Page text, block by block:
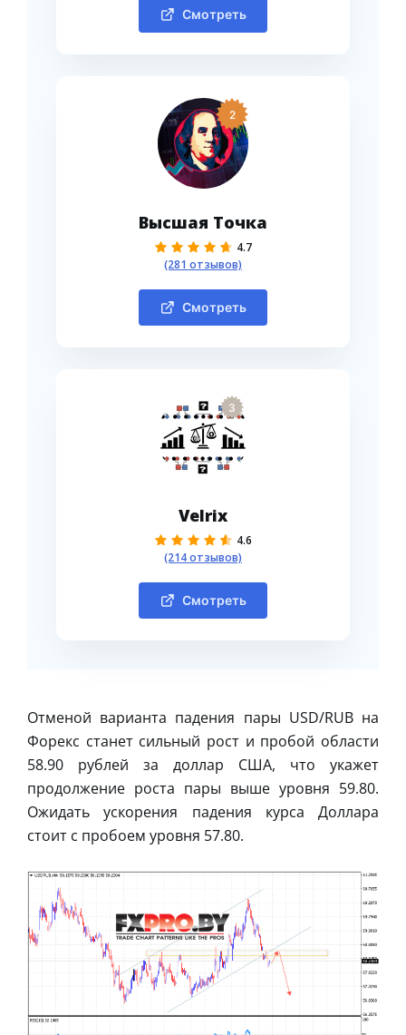
Смотреть
2
Высшая Точка
4.7
(281 отзывов)
Смотреть
3
Velrix
4.6
(214 отзывов)
Смотреть
Отменой варианта падения пары USD/RUB на
Форекс станет сильный рост и пробой области
58.90 рублей за доллар США, что укажет
продолжение роста пары выше уровня 59.80.
Ожидать ускорения падения курса Доллара
стоит с пробоем уровня 57.80.